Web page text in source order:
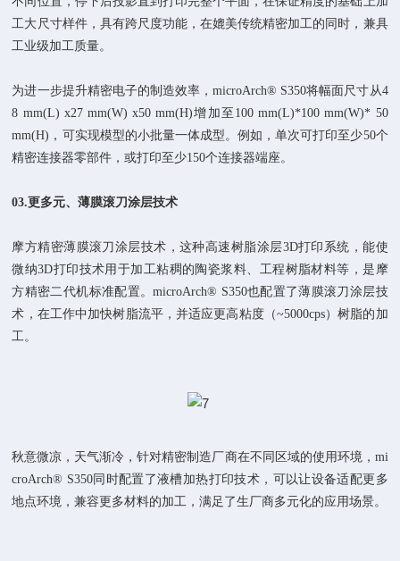
工大尺寸样件，具有跨尺度功能，在媲美传统精密加工的同时，兼具
工业级加工质量。
为进一步提升精密电子的制造效率，microArch® S350将幅面尺寸从4
8 mm(L) x27 mm(W) x50 mm(H)增加至100 mm(L)*100 mm(W)* 50
mm(H)，可实现模型的小批量一体成型。例如，单次可打印至少50个
精密连接器零部件，或打印至少150个连接器端座。
03.更多元、薄膜滚刀涂层技术
摩方精密薄膜滚刀涂层技术，这种高速树脂涂层3D打印系统，能使
微纳3D打印技术用于加工粘稠的陶瓷浆料、工程树脂材料等，是摩
方精密二代机标准配置。microArch® S350也配置了薄膜滚刀涂层技
术，在工作中加快树脂流平，并适应更高粘度（~5000cps）树脂的加
工。
秋意微凉，天气渐冷，针对精密制造厂商在不同区域的使用环境，mi
croArch® S350同时配置了液槽加热打印技术，可以让设备适配更多
地点环境，兼容更多材料的加工，满足了生厂商多元化的应用场景。